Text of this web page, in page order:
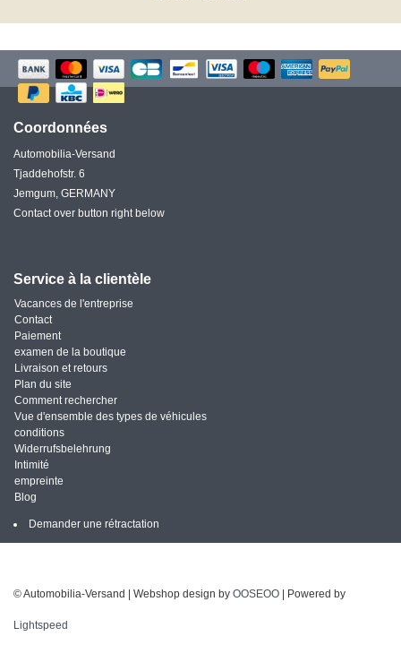
Coordonnées
Automobilia-Versand
Tjaddehofstr. 6
Jemgum, GERMANY
Contact over button right below
Service à la clientèle
Vacances de l'entreprise
Contact
Paiement
examen de la boutique
Livraison et retours
Plan du site
Comment rechercher
Vue d'ensemble des types de véhicules
conditions
Widerrufsbelehrung
Intimité
empreinte
Blog
Demander une rétractation
© Automobilia-Versand | Webshop design by OOSEOO | Powered by
Lightspeed